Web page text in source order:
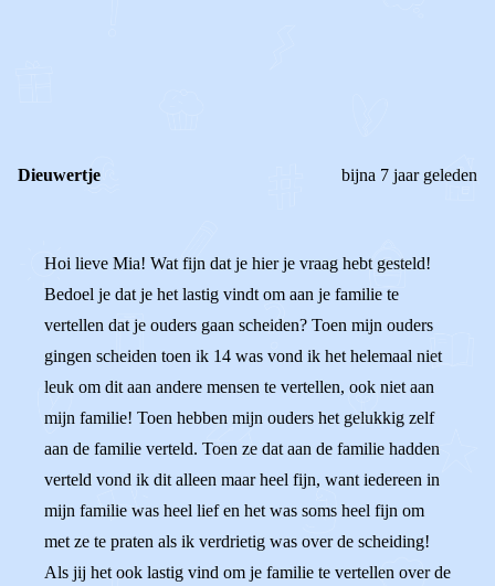
Dieuwertje bijna 7 jaar geleden
Hoi lieve Mia! Wat fijn dat je hier je vraag hebt gesteld!
Bedoel je dat je het lastig vindt om aan je familie te
vertellen dat je ouders gaan scheiden? Toen mijn ouders
gingen scheiden toen ik 14 was vond ik het helemaal niet
leuk om dit aan andere mensen te vertellen, ook niet aan
mijn familie! Toen hebben mijn ouders het gelukkig zelf
aan de familie verteld. Toen ze dat aan de familie hadden
verteld vond ik dit alleen maar heel fijn, want iedereen in
mijn familie was heel lief en het was soms heel fijn om
met ze te praten als ik verdrietig was over de scheiding!
Als jij het ook lastig vind om je familie te vertellen over de